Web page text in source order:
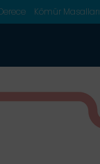
Kömür Masalları